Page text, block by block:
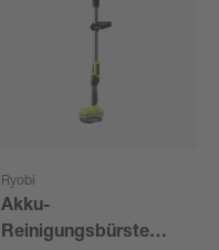
Ryobi
Akku-
Reinigungsbürste